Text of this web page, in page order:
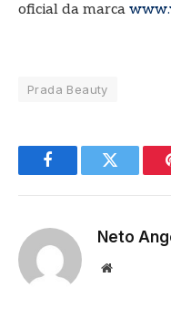
oficial da marca
Prada Beauty
FacebookTwitter
Neto
Site